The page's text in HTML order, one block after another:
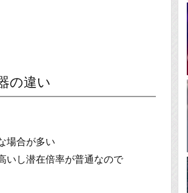
の違い
場合が多い
いし潜在倍率が普通なので